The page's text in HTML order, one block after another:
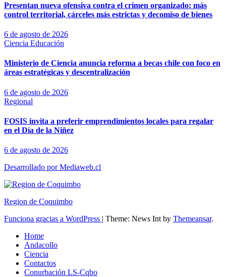
Presentan nueva ofensiva contra el crimen organizado: más
control territorial, cárceles más estrictas y decomiso de bienes
6 de agosto de 2026
Ciencia Educación
Ministerio de Ciencia anuncia reforma a becas chile con foco en
áreas estratégicas y descentralización
6 de agosto de 2026
Regional
FOSIS invita a preferir emprendimientos locales para regalar
en el Día de la Niñez
6 de agosto de 2026
Desarrollado por Mediaweb.cl
Region de Coquimbo
Funciona gracias a WordPress | Theme: News Int by Themeansar.
Home
Andacollo
Ciencia
Contactos
Conurbación LS-Cqbo